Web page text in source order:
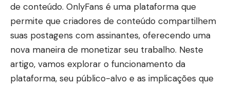
de conteúdo. OnlyFans é uma plataforma que
permite que criadores de conteúdo compartilhem
suas postagens com assinantes, oferecendo uma
nova maneira de monetizar seu trabalho. Neste
artigo, vamos explorar o funcionamento da
plataforma, seu público-alvo e as implicações que